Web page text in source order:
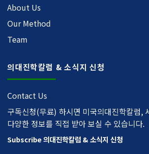
About Us
Our Method
Team
의대진학칼럼 & 소식지 신청
Contact Us
구독신청(무료) 하시면 미국의대진학칼럼,
다양한 정보를 직접 받아 보실 수 있습니다.
Subscribe 의대진학칼럼 & 소식지 신청